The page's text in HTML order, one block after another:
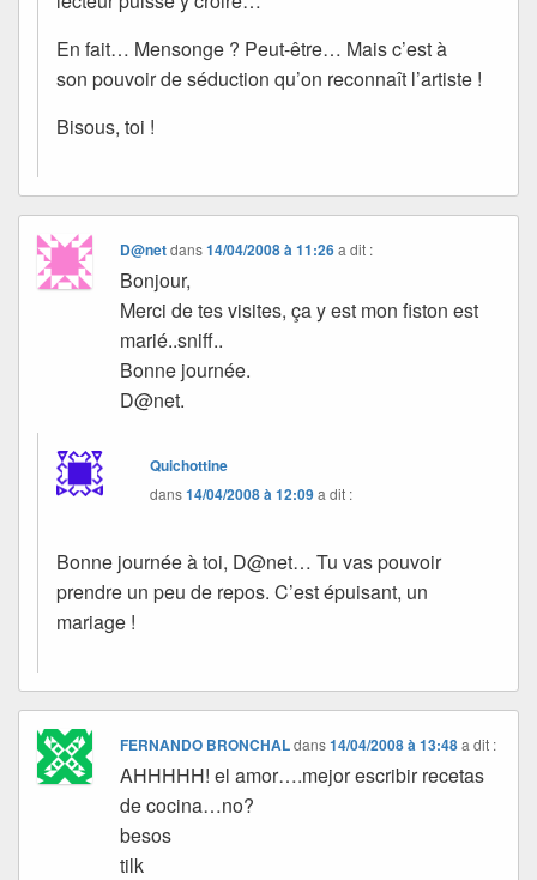
En fait… Mensonge ? Peut-être… Mais c’est à
son pouvoir de séduction qu’on reconnaît l’artiste !
Bisous, toi !
D@netdans14/04/2008 à 11:26 a dit :
Bonjour,
Merci de tes visites, ça y est mon fiston est
marié..sniff..
Bonne journée.
D@net.
Quichottine
dans14/04/2008 à 12:09a dit :
Bonne journée à toi, D@net… Tu vas pouvoir
prendre un peu de repos. C’est épuisant, un
mariage !
FERNANDO BRONCHALdans14/04/2008 à 13:48 a dit :
AHHHHH! el amor….mejor escribir recetas
de cocina…no?
besos
tilk